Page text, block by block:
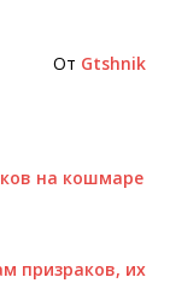
От Gtshnik
на кошмаре
призраков, их